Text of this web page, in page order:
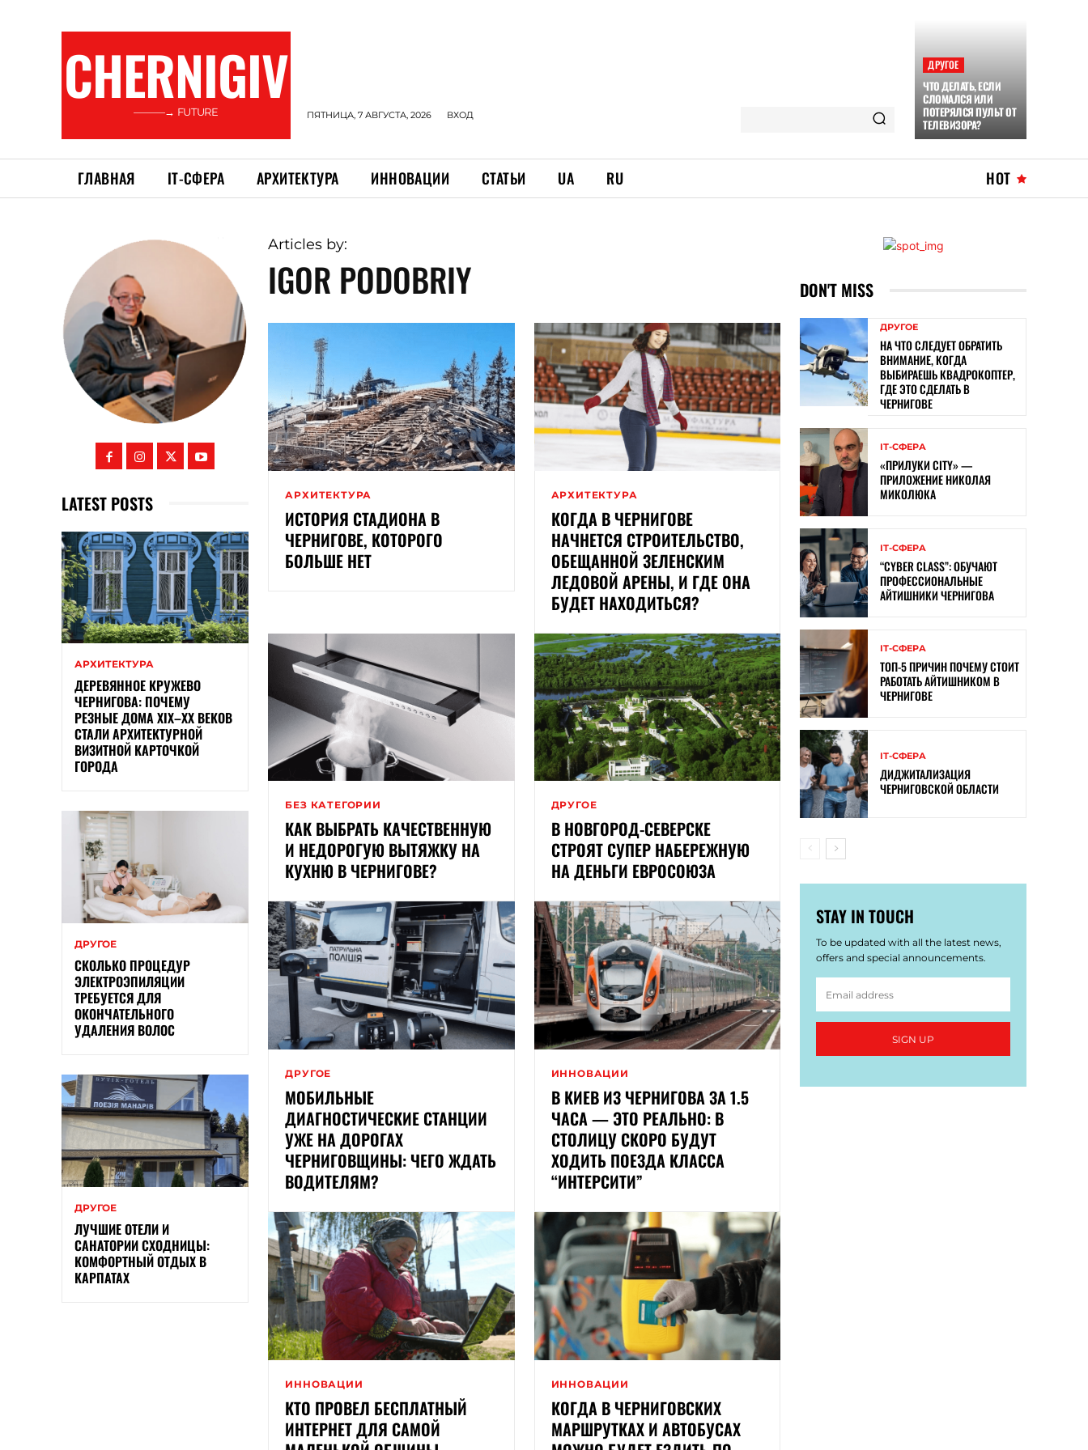
CHERNIGIV
———→ FUTURE ПЯТНИЦА, 7 АВГУСТА, 2026 ВХОД
ДРУГОЕ
ЧТО ДЕЛАТЬ, ЕСЛИ
СЛОМАЛСЯ ИЛИ
ПОТЕРЯЛСЯ ПУЛЬТ ОТ
ТЕЛЕВИЗОРА?
ГЛАВНАЯ ІТ-СФЕРА АРХИТЕКТУРА ИННОВАЦИИ СТАТЬИ UA RU HOT
LATEST POSTS
АРХИТЕКТУРА
ДЕРЕВЯННОЕ КРУЖЕВО
ЧЕРНИГОВА: ПОЧЕМУ
РЕЗНЫЕ ДОМА XIX–XX ВЕКОВ
СТАЛИ АРХИТЕКТУРНОЙ
ВИЗИТНОЙ КАРТОЧКОЙ
ГОРОДА
ДРУГОЕ
СКОЛЬКО ПРОЦЕДУР
ЭЛЕКТРОЭПИЛЯЦИИ
ТРЕБУЕТСЯ ДЛЯ
ОКОНЧАТЕЛЬНОГО
УДАЛЕНИЯ ВОЛОС
ДРУГОЕ
ЛУЧШИЕ ОТЕЛИ И
САНАТОРИИ СХОДНИЦЫ:
КОМФОРТНЫЙ ОТДЫХ В
КАРПАТАХ
Articles by:
IGOR PODOBRIY
АРХИТЕКТУРА
ИСТОРИЯ СТАДИОНА В
ЧЕРНИГОВЕ, КОТОРОГО
БОЛЬШЕ НЕТ
АРХИТЕКТУРА
КОГДА В ЧЕРНИГОВЕ
НАЧНЕТСЯ СТРОИТЕЛЬСТВО,
ОБЕЩАННОЙ ЗЕЛЕНСКИМ
ЛЕДОВОЙ АРЕНЫ, И ГДЕ ОНА
БУДЕТ НАХОДИТЬСЯ?
БЕЗ КАТЕГОРИИ
КАК ВЫБРАТЬ КАЧЕСТВЕННУЮ
И НЕДОРОГУЮ ВЫТЯЖКУ НА
КУХНЮ В ЧЕРНИГОВЕ?
ДРУГОЕ
В НОВГОРОД-СЕВЕРСКЕ
СТРОЯТ СУПЕР НАБЕРЕЖНУЮ
НА ДЕНЬГИ ЕВРОСОЮЗА
ДРУГОЕ
МОБИЛЬНЫЕ
ДИАГНОСТИЧЕСКИЕ СТАНЦИИ
УЖЕ НА ДОРОГАХ
ЧЕРНИГОВЩИНЫ: ЧЕГО ЖДАТЬ
ВОДИТЕЛЯМ?
ИННОВАЦИИ
В КИЕВ ИЗ ЧЕРНИГОВА ЗА 1.5
ЧАСА — ЭТО РЕАЛЬНО: В
СТОЛИЦУ СКОРО БУДУТ
ХОДИТЬ ПОЕЗДА КЛАССА
“ИНТЕРСИТИ”
ИННОВАЦИИ
КТО ПРОВЕЛ БЕСПЛАТНЫЙ
ИНТЕРНЕТ ДЛЯ САМОЙ
ИННОВАЦИИ
КОГДА В ЧЕРНИГОВСКИХ
МАРШРУТКАХ И АВТОБУСАХ
DON'T MISS
ДРУГОЕ
НА ЧТО СЛЕДУЕТ ОБРАТИТЬ
ВНИМАНИЕ, КОГДА
ВЫБИРАЕШЬ КВАДРОКОПТЕР,
ГДЕ ЭТО СДЕЛАТЬ В
ЧЕРНИГОВЕ
ІТ-СФЕРА
«ПРИЛУКИ CITY» —
ПРИЛОЖЕНИЕ НИКОЛАЯ
МИКОЛЮКА
ІТ-СФЕРА
“CYBER ​​CLASS”: ОБУЧАЮТ
ПРОФЕССИОНАЛЬНЫЕ
АЙТИШНИКИ ЧЕРНИГОВА
ІТ-СФЕРА
ТОП-5 ПРИЧИН ПОЧЕМУ СТОИТ
РАБОТАТЬ АЙТИШНИКОМ В
ЧЕРНИГОВЕ
ІТ-СФЕРА
ДИДЖИТАЛИЗАЦИЯ
ЧЕРНИГОВСКОЙ ОБЛАСТИ
STAY IN TOUCH
To be updated with all the latest news,
offers and special announcements.
SIGN UP